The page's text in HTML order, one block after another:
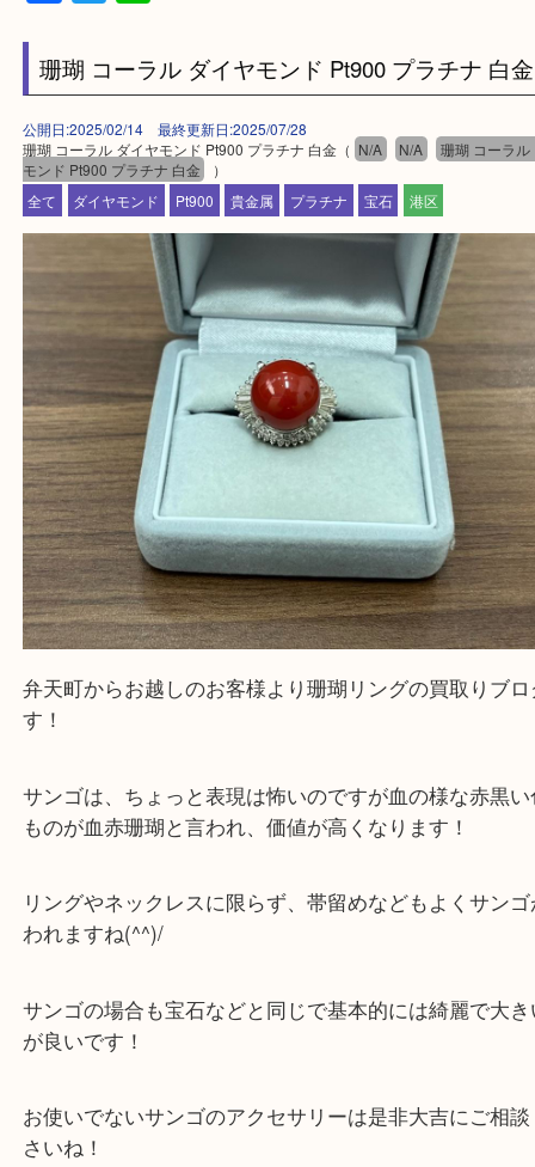
★お客様からよくいただくご質問集★
★来店前に電話で確認したい方★
買取専門店「大吉 MEGAドン・キホーテ弁天町店
だきます。
Facebook
Twitter
珊瑚 コーラル ダイヤモンド Pt900 プラチナ